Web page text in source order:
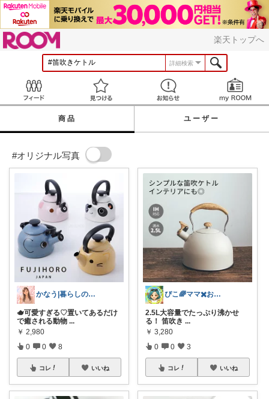
楽天トップへ
詳細検索
見つける お知らせ
商品 ユーザー
#オリジナル写真
かなう|暮らしの記録🌱
🫖可愛すぎる♡置いてあるだけ
で癒される動物 ...
￥ 2,980
0 0 8
コレ いいね
ぴこ🌈ママ✖️お洒落✖️お得
2.5L大容量でたっぷり沸かせ
る！ 笛吹き ...
￥ 3,280
0 0 3
コレ いいね